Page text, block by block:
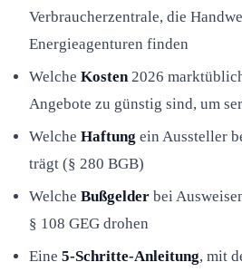
Verbraucherzentrale, die
Energieagenturen finden
Welche Kosten 2026
Angebote zu günstig sind, um
Welche Haftung ein Aussteller
trägt (§ 280 BGB)
Welche Bußgelder bei
§ 108 GEG drohen
Eine 5-Schritte-Anleitung, mit